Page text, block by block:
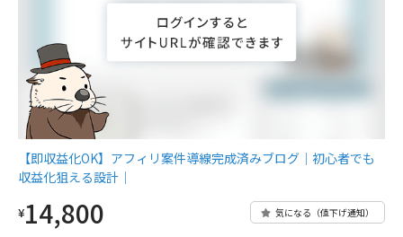
【即収益化OK】アフィリ案件導線完成済みブログ｜初心者でも
収益化狙える設計｜
¥14,800 気になる（値下げ通知）